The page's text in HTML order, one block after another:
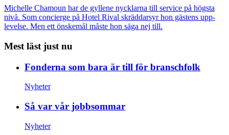
Michelle Chamoun har de gyllene nycklarna till service på högsta
nivå. Som concierge på Hotel Rival skräddarsyr hon gästens upp­
levelse. Men ett önskemål måste hon säga nej till.
Mest läst just nu
Fonderna som bara är till för branschfolk
Nyheter
Så var vår jobbsommar
Nyheter